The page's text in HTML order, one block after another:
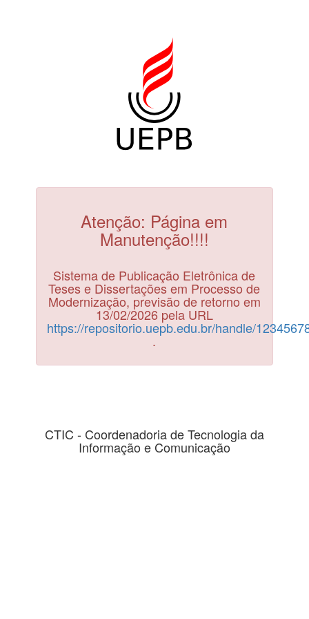
Atenção: Página em
Manutenção!!!!
Sistema de Publicação Eletrônica de
Teses e Dissertações em Processo de
Modernização, previsão de retorno em
13/02/2026 pela URL
https://repositorio.uepb.edu.br/handle/
.
CTIC - Coordenadoria de Tecnologia da
Informação e Comunicação